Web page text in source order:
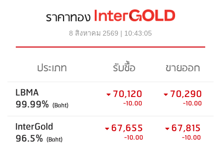
ราคาทอง
8 สิงหาคม 2569 | 10:43:05
ประเภท รับซื้อ
ขายออก
LBMA
99.99% (Baht)
70,120
-10.00
70,290
-10.00
InterGold
96.5% (Baht)
67,655
-10.00
67,815
-10.00